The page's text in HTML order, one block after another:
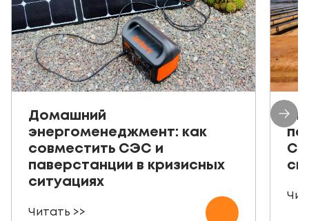
Домашний
энергоменеджмент: как
совместить СЭС и
паверстанции в кризисных
ситуациях
Читать >>